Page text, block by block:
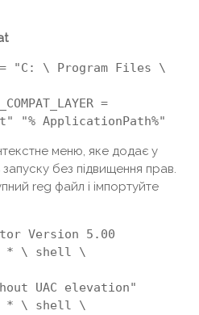
"C: \ Program Files \
=
"% ApplicationPath%"
меню, яке додає у
запуску без підвищення прав.
reg файл і імпортуйте
Version 5.00
\ * \ shell \
UAC elevation"
\ * \ shell \